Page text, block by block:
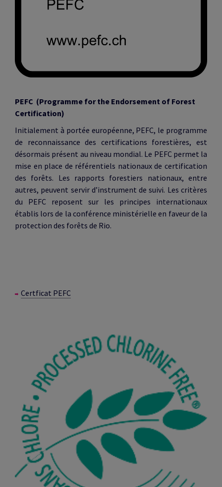
PEFC (Programme for the Endorsement of Forest
Certification)
Initialement à portée européenne, PEFC, le programme
de reconnaissance des certifications forestières, est
désormais présent au niveau mondial. Le PEFC permet la
mise en place de référentiels nationaux de certification
des forêts. Les rapports forestiers nationaux, entre
autres, peuvent servir d’instrument de suivi. Les critères
du PEFC reposent sur les principes internationaux
établis lors de la conférence ministérielle en faveur de la
protection des forêts de Rio.
Certficat PEFC